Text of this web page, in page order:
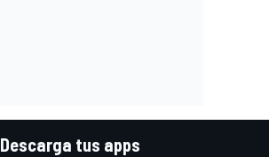
Descarga tus apps